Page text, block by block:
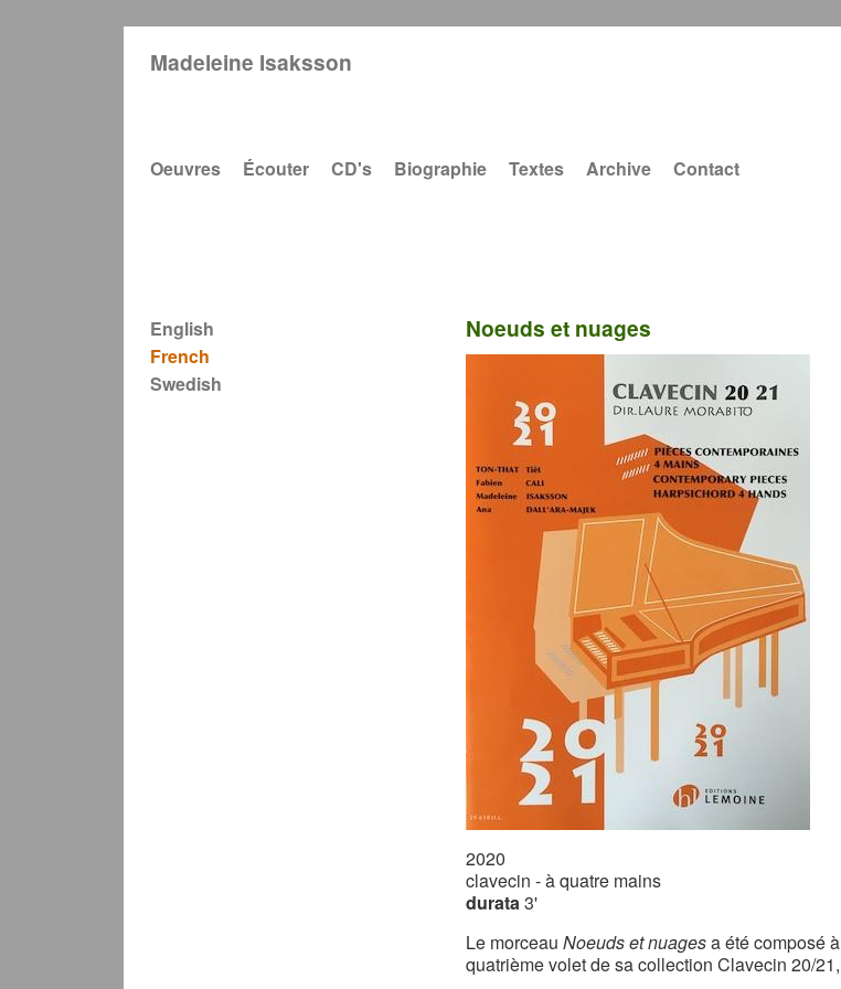
Madeleine Isaksson
Main navigation
Oeuvres Écouter CD's Biographie Textes Archive Contact
English
French
Swedish
Noeuds et nuages
2020
clavecin - à quatre mains
durata3'
Le morceau Noeuds et nuagesa été composé
quatrième volet de sa collection Clavecin 20/21,